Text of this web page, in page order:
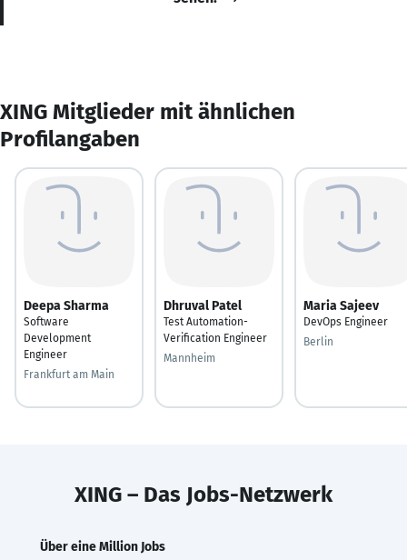
XING Mitglieder mit ähnlichen
Profilangaben
Deepa Sharma
Software
Development
Engineer
Frankfurt am Main
Dhruval Patel
Test Automation-
Verification Engineer
Mannheim
Maria Sajeev
DevOps Engineer
Berlin
XING – Das Jobs-Netzwerk
Über eine Million Jobs